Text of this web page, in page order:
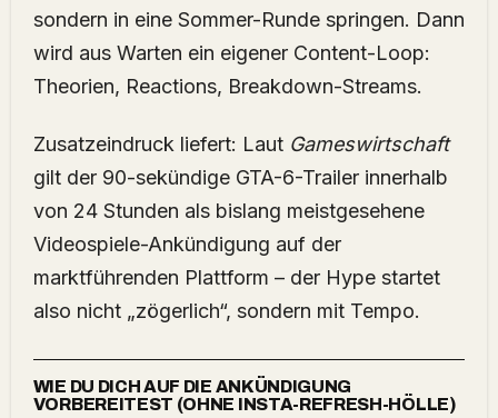
sondern in eine Sommer-Runde springen. Dann
wird aus Warten ein eigener Content-Loop:
Theorien, Reactions, Breakdown-Streams.
Zusatzeindruck liefert: Laut Gameswirtschaft
gilt der 90-sekündige GTA-6-Trailer innerhalb
von 24 Stunden als bislang meistgesehene
Videospiele-Ankündigung auf der
marktführenden Plattform – der Hype startet
also nicht „zögerlich“, sondern mit Tempo.
WIE DU DICH AUF DIE ANKÜNDIGUNG
VORBEREITEST (OHNE INSTA-REFRESH-HÖLLE)